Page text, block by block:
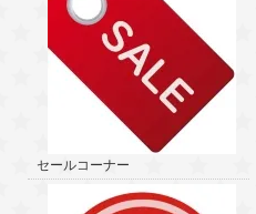
セールコーナー